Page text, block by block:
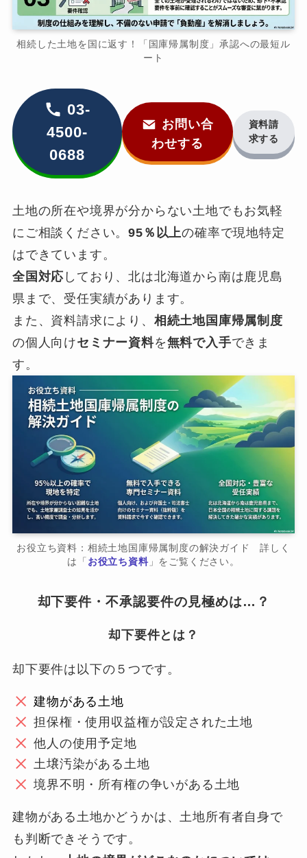
相続した土地を国に返す！「国庫帰属制度」承認への最短ル
ート
03-
4500-
0688
お問い合
わせする
資料請
求する
土地の所在や境界が分からない土地でもお気軽
にご相談ください。95％以上の確率で現地特定
はできています。
全国対応 しており、北は北海道から南は鹿児島
県まで、受任実績があります。
また、資料請求により、 相続土地国庫帰属制度
の個人向けセミナー資料を無料で入手できま
す。
お役立ち資料：相続土地国庫帰属制度の解決ガイド 詳しく
は「 お役立ち資料」をご覧ください。
却下要件・不承認要件の見極めは…？
却下要件とは？
却下要件は以下の５つです。
建物がある土地
担保権・使用収益権が設定された土地
他人の使用予定地
土壌汚染がある土地
境界不明・所有権の争いがある土地
建物がある土地かどうかは、土地所有者自身で
も判断できそうです。